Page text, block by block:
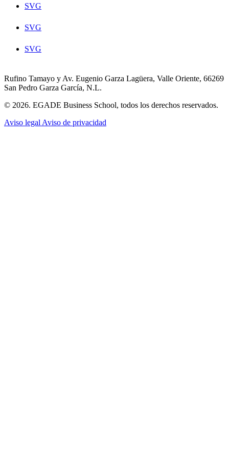
SVG
SVG
SVG
Rufino Tamayo y Av. Eugenio Garza Lagüera, Valle Oriente, 66269
San Pedro Garza García, N.L.
© 2026. EGADE Business School, todos los derechos reservados.
Aviso legal Aviso de privacidad